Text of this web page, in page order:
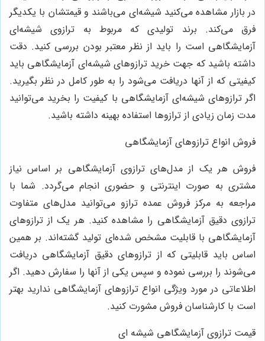
بازار مشاهده می‌کنید شیشه‌ای می‌باشند و قیمتشان با یکدیگر
می‌کند. برند تولیدی که مربوط به ترازوی شیشه‌ای
است را باید از نظر معتبر بودن بررسی کنید. دقت
باشید که جهت خرید ترازوهای شیشه‌ای آزمایشگاهی باید
که از آنها دریافت می‌شود را به طور کامل در نظر بگیرید.
ترازوهای شیشه‌ای آزمایشگاهی با کیفیت را بخرید می‌توانید
زمان زیادی از ترازوها استفاده بهینه داشته باشید.
انواع ترازوهای آزمایشگاهی
هر یک از مدل‌های ترازوی آزمایشگاهی بر اساس نیاز
به صورت اینترنتی و حضوری انجام می‌گردد. شما با
به مرکز فروش عمده ترازو می‌توانید مدل‌های متفاوت
دقیق آزمایشگاهی را مشاهده کنید. هر یک از ترازوهای
با قابلیت مشخص شده‌ای تولید گشته‌اند. بر همین
باید قابلیتی که از ترازوهای دقیق آزمایشگاهی دریافت
را بررسی نموده و سپس یکی از آنها را سفارش دهید. اگر
در مورد ویژگی انواع ترازوهای آزمایشگاهی ندارید بهتر
با کارشناسان فروش مشورت کنید.
ترازوی آزمایشگاهی شیشه ای